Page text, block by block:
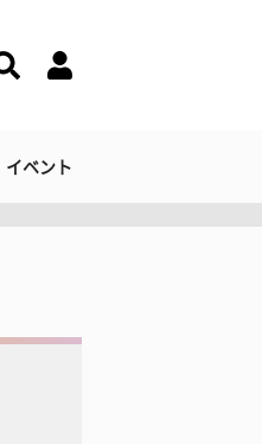
イベント